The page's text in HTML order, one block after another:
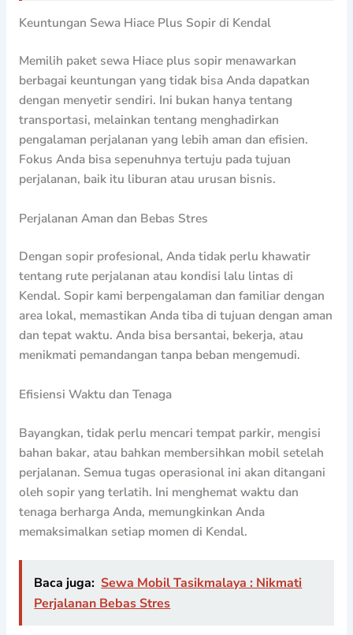
Keuntungan Sewa Hiace Plus Sopir di Kendal
Memilih paket sewa Hiace plus sopir menawarkan
berbagai keuntungan yang tidak bisa Anda dapatkan
dengan menyetir sendiri. Ini bukan hanya tentang
transportasi, melainkan tentang menghadirkan
pengalaman perjalanan yang lebih aman dan efisien.
Fokus Anda bisa sepenuhnya tertuju pada tujuan
perjalanan, baik itu liburan atau urusan bisnis.
Perjalanan Aman dan Bebas Stres
Dengan sopir profesional, Anda tidak perlu khawatir
tentang rute perjalanan atau kondisi lalu lintas di
Kendal. Sopir kami berpengalaman dan familiar dengan
area lokal, memastikan Anda tiba di tujuan dengan aman
dan tepat waktu. Anda bisa bersantai, bekerja, atau
menikmati pemandangan tanpa beban mengemudi.
Efisiensi Waktu dan Tenaga
Bayangkan, tidak perlu mencari tempat parkir, mengisi
bahan bakar, atau bahkan membersihkan mobil setelah
perjalanan. Semua tugas operasional ini akan ditangani
oleh sopir yang terlatih. Ini menghemat waktu dan
tenaga berharga Anda, memungkinkan Anda
memaksimalkan setiap momen di Kendal.
Baca juga: Sewa Mobil Tasikmalaya : Nikmati
Perjalanan Bebas Stres